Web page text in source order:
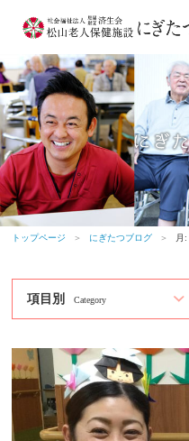
トップページ ＞ にぎたつブログ ＞ 月:
項目別 Category